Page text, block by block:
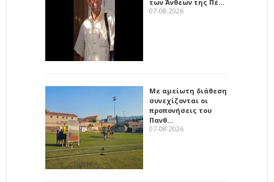
των Άνθεων της Πέ…
07-08-2026
Με αμείωτη διάθεση
συνεχίζονται οι
προπονήσεις του
Πανθ…
07-08-2026